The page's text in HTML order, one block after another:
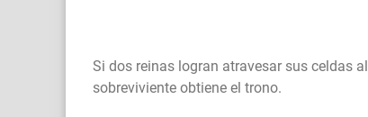
Si dos reinas logran atravesar sus celdas
sobreviviente obtiene el trono.